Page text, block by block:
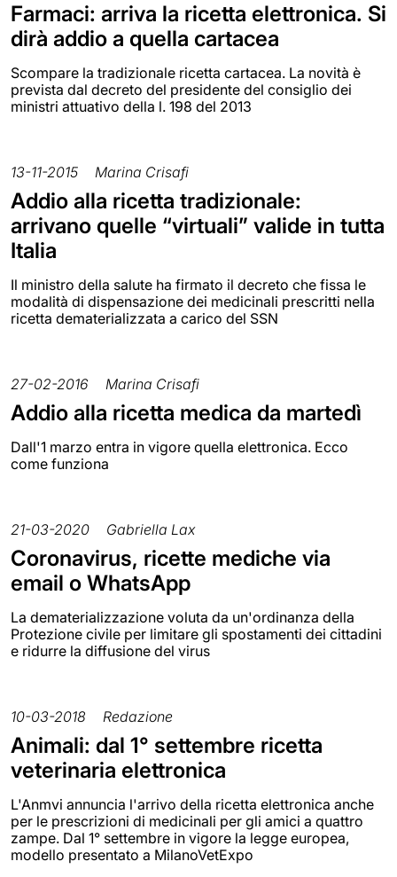
Farmaci: arriva la ricetta elettronica. Si
dirà addio a quella cartacea
Scompare la tradizionale ricetta cartacea. La novità è
prevista dal decreto del presidente del consiglio dei
ministri attuativo della l. 198 del 2013
13-11-2015 Marina Crisafi
Addio alla ricetta tradizionale:
arrivano quelle “virtuali” valide in tutta
Italia
Il ministro della salute ha firmato il decreto che fissa le
modalità di dispensazione dei medicinali prescritti nella
ricetta dematerializzata a carico del SSN
27-02-2016 Marina Crisafi
Addio alla ricetta medica da martedì
Dall'1 marzo entra in vigore quella elettronica. Ecco
come funziona
21-03-2020 Gabriella Lax
Coronavirus, ricette mediche via
email o WhatsApp
La dematerializzazione voluta da un'ordinanza della
Protezione civile per limitare gli spostamenti dei cittadini
e ridurre la diffusione del virus
10-03-2018 Redazione
Animali: dal 1° settembre ricetta
veterinaria elettronica
L'Anmvi annuncia l'arrivo della ricetta elettronica anche
per le prescrizioni di medicinali per gli amici a quattro
zampe. Dal 1° settembre in vigore la legge europea,
modello presentato a MilanoVetExpo